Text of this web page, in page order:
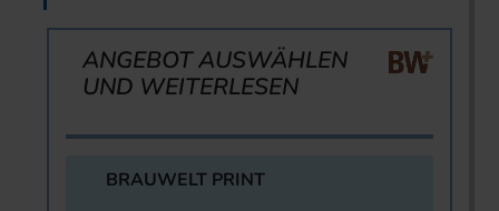
ANGEBOT AUSWÄHLEN
UND WEITERLESEN
BRAUWELT PRINT